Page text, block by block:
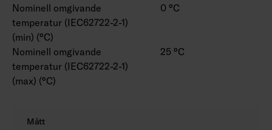
Nominell omgivande
temperatur (IEC62722-2-1)
(min) (°C)
0 °C
Nominell omgivande
temperatur (IEC62722-2-1)
(max) (°C)
25 °C
Mått